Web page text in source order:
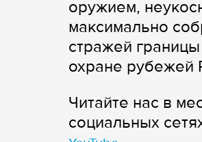
оружием,
максимально
стражей
охране рубежей
Читайте нас в
cоциальных